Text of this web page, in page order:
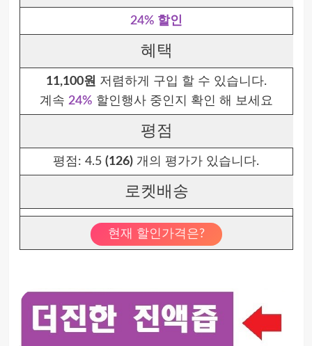
24% 할인
혜택
11,100원 저렴하게 구입 할 수 있습니다.
계속 24% 할인행사 중인지 확인 해 보세요
평점
평점: 4.5 (126) 개의 평가가 있습니다.
로켓배송
현재 할인가격은?